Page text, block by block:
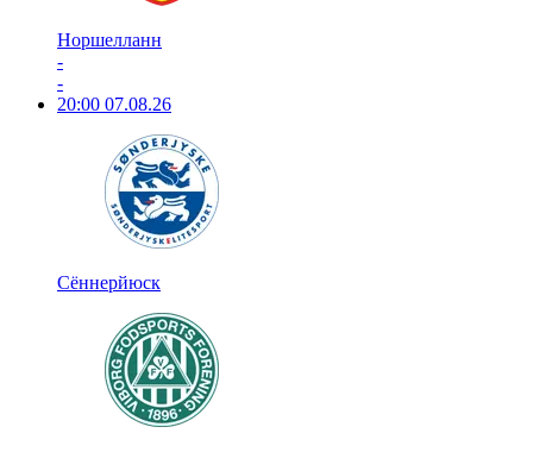
Норшелланн
-
-
20:00 07.08.26
Сённерйюск